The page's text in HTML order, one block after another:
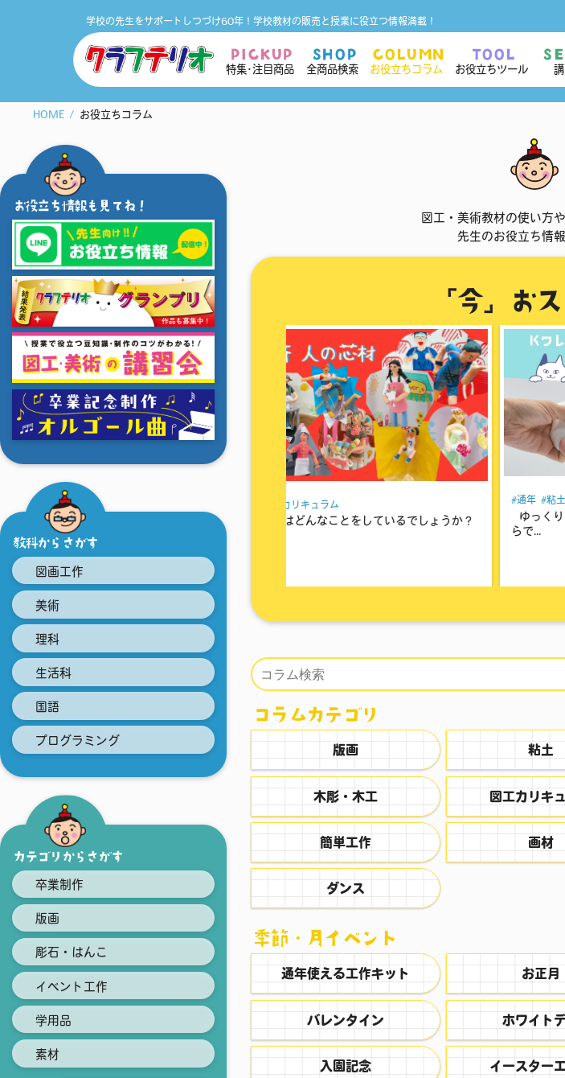
学校の先生をサポートしつづけ60年！ 学校教材の販売と授業に役立つ情報満載！
PICKUP
特集･注目商品
SHOP
全商品検索
COLUMN
お役立ちコラム
TOOL
お役立ちツール
HOME お役立ちコラム
お役立ち情報も見てね！
教科からさがす
図画工作
美術
理科
生活科
国語
プログラミング
カテゴリからさがす
卒業制作
版画
彫石・はんこ
イベント工作
学用品
素材
図工・美術教材の使い方
先生のお役立ち情
「今」お
リキュラム
どんなことをしているでしょうか？
ゆっくりひっぱってのばしていきます。 手のひ
らで...
通年 粘土
超軽量紙
土Kクレ...
コラムカテゴリ
版画 粘土
木彫・木工 図工カリキ
簡単工作 画材
ダンス
季節・⽉イベント
通年使える工作キット お正月
バレンタイン ホワイト
入園記念 イースター